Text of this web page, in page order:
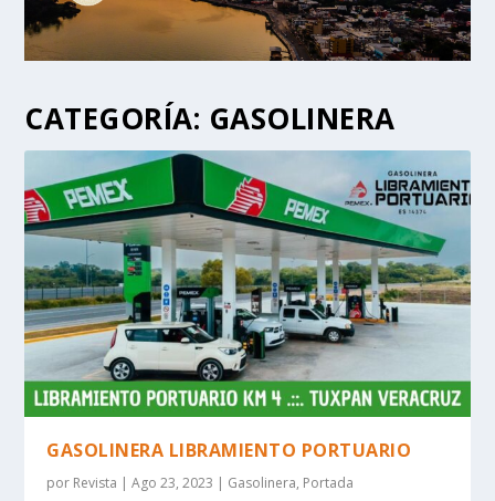
CATEGORÍA: GASOLINERA
GASOLINERA LIBRAMIENTO PORTUARIO
por Revista |Ago 23, 2023 | Gasolinera, Portada